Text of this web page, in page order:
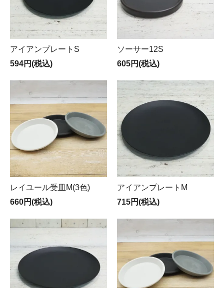
アイアンプレートS
594円(税込)
ソーサー12S
605円(税込)
レイユール受皿M(3色)
660円(税込)
アイアンプレートM
715円(税込)